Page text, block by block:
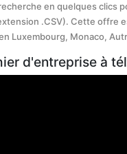
en quelques clics
.CSV). Cette offre
Luxembourg, Monaco,
d'entreprise à